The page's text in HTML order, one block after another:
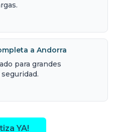
a Andorra
para grandes
YA!